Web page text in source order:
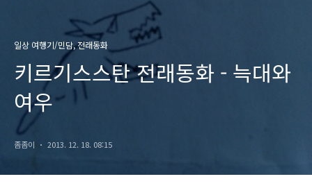
일상 여행기/민담, 전래동화
키르기스스탄 전래동화 - 늑대와
여우
좀좀이 2013. 12. 18. 08:15